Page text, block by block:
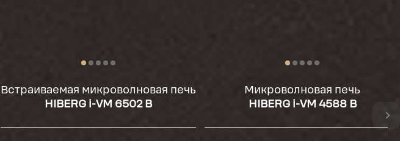
Встраиваемая микроволновая печь
HIBERG i-VM 6502 B
Микроволновая печь
HIBERG i-VM 4588 B